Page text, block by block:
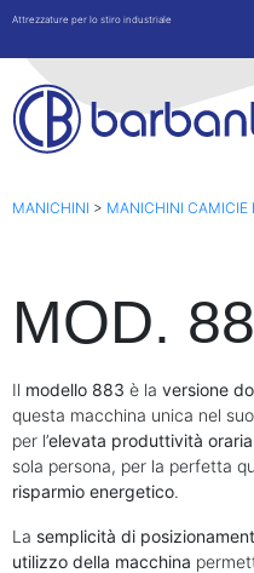
Attrezzature per lo stiro industriale
MANICHINI > MANICHINI CAMICIE
MOD.
Il modello 883 è la versione
questa macchina unica nel
per l’elevata produttività oraria
sola persona, per la perfetta
risparmio energetico.
La semplicità di
utilizzo della macchina